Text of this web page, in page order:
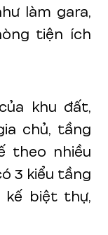
làm gara,
tiện ích
khu đất,
chủ, tầng
theo nhiều
3 kiểu tầng
biệt thự,